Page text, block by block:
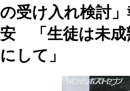
の受け入れ検討
安 「生徒は未成
にして」